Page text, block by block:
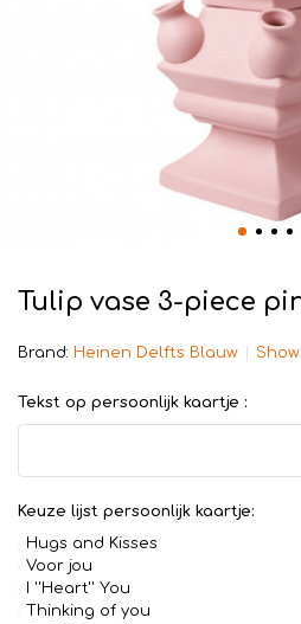
Tulip vase 3-piece
Brand: Heinen Delfts Blauw
Tekst op persoonlijk kaartje :
Keuze lijst persoonlijk kaartje:
Hugs and Kisses
Voor jou
I ''Heart'' You
Thinking of you